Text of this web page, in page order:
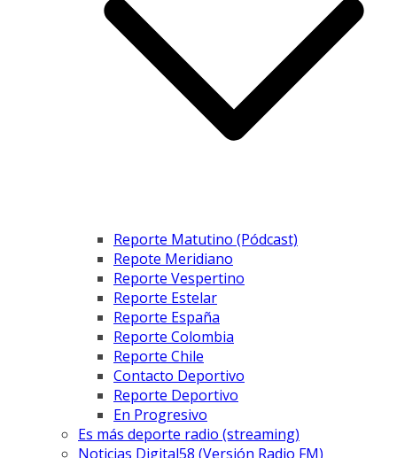
Reporte Matutino (Pódcast)
Repote Meridiano
Reporte Vespertino
Reporte Estelar
Reporte España
Reporte Colombia
Reporte Chile
Contacto Deportivo
Reporte Deportivo
En Progresivo
Es más deporte radio (streaming)
Noticias Digital58 (Versión Radio FM)